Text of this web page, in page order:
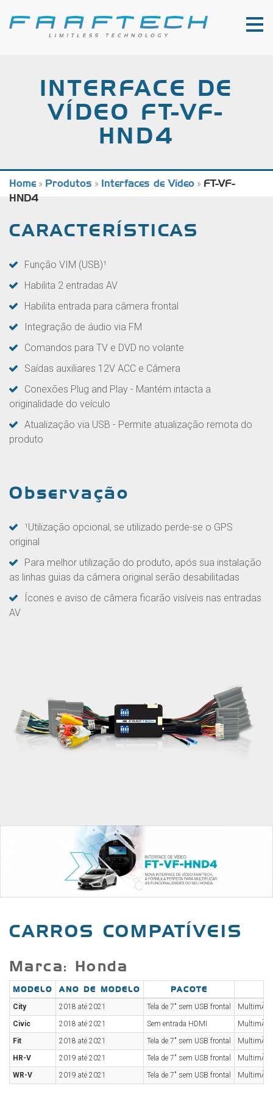
INTERFACE DE
VÍDEO FT-VF-
HND4
Home » Produtos » Interfaces de Vídeo » FT-VF-
HND4
CARACTERÍSTICAS
Função VIM (USB)¹
Habilita 2 entradas AV
Habilita entrada para câmera frontal
Integração de áudio via FM
Comandos para TV e DVD no volante
Saídas auxiliares 12V ACC e Câmera
Conexões Plug and Play - Mantém intacta a
originalidade do veículo
Atualização via USB - Permite atualização remota do
produto
Observação
¹Utilização opcional, se utilizado perde-se o GPS
original
Para melhor utilização do produto, após sua instalação
as linhas guias da câmera original serão desabilitadas
Ícones e aviso de câmera ficarão visíveis nas entradas
AV
CARROS COMPATÍVEIS
Marca: Honda
MODELO ANO DE MODELO PACOTE
City 2018 até 2021 Tela de 7" sem USB frontal
Civic
2018 até 2021 Sem entrada HDMI
Fit
2018 até 2021 Tela de 7" sem USB frontal
HR-V
2019 até 2021 Tela de 7" sem USB frontal
WR-V
2019 até 2021 Tela de 7" sem USB frontal